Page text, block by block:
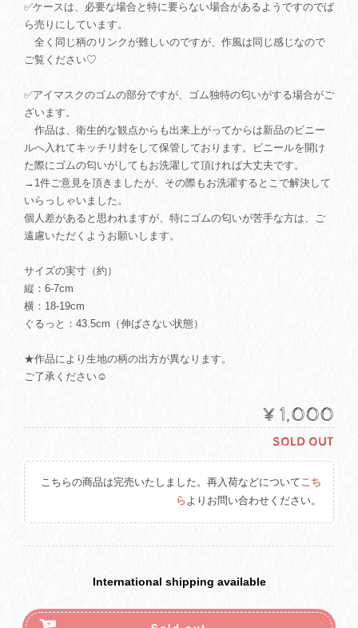
✅ケースは、必要な場合と特に要らない場合があるようですのでば
ら売りにしています。
全く同じ柄のリンクが難しいのですが、作風は同じ感じなので
ご覧ください♡
✅アイマスクのゴムの部分ですが、ゴム独特の匂いがする場合がご
ざいます。
作品は、衛生的な観点からも出来上がってからは新品のビニー
ルへ入れてキッチリ封をして保管しております。ビニールを開け
た際にゴムの匂いがしてもお洗濯して頂ければ大丈夫です。
→1件ご意見を頂きましたが、その際もお洗濯するとこで解決して
いらっしゃいました。
個人差があると思われますが、特にゴムの匂いが苦手な方は、ご
遠慮いただくようお願いします。
サイズの実寸（約）
縦：6-7cm
横：18-19cm
ぐるっと：43.5cm（伸ばさない状態）
★作品により生地の柄の出方が異なります。
ご了承ください☺
¥1,000
SOLD OUT
こちらの商品は完売いたしました。再入荷などについてこち
らよりお問い合わせください。
International shipping available